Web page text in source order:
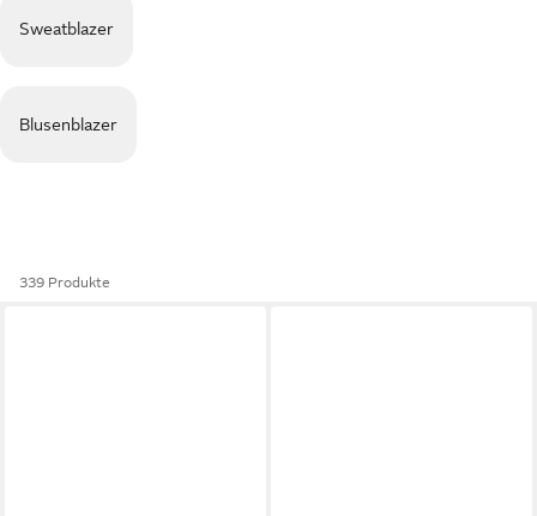
Sweatblazer
Blusenblazer
339 Produkte